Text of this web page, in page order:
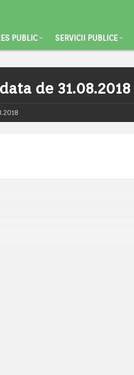
PUBLIC SERVICII PUBLICE
de 31.08.2018